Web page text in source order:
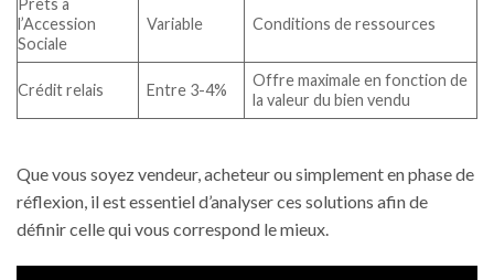
Prêts à
l’Accession
Sociale
Variable Conditions de ressources
Crédit relais Entre 3-4%
Offre maximale en fonction de
la valeur du bien vendu
Que vous soyez vendeur, acheteur ou simplement en phase de
réflexion, il est essentiel d’analyser ces solutions afin de
définir celle qui vous correspond le mieux.